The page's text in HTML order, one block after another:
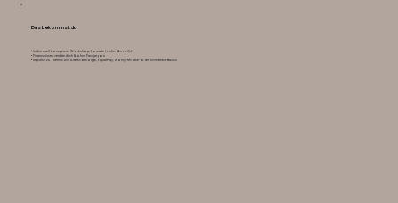
Das bekommst du
• Individuell konzipierte Workshop-Formate (online & vor Ort)
• Finanzwissen verständlich & ohne Fachjargon
• Impulse zu Themen wie Altersvorsorge, Equal Pay, Money-Mindset oder Investment-Basics